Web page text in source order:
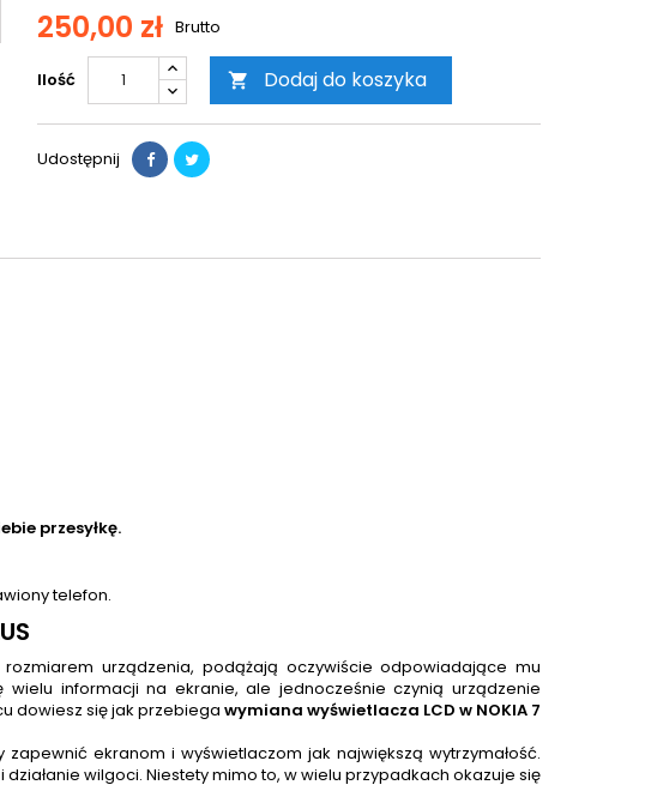
250,00 zł Brutto
Ilość  Dodaj do koszyka
Udostępnij
przesyłkę.
telefon.
urządzenia, podążają oczywiście odpowiadające mu
informacji na ekranie, ale jednocześnie czynią urządzenie
dowiesz się jak przebiega wymiana wyświetlacza LCD w NOKIA 7
ekranom i wyświetlaczom jak największą wytrzymałość.
wilgoci. Niestety mimo to, w wielu przypadkach okazuje się